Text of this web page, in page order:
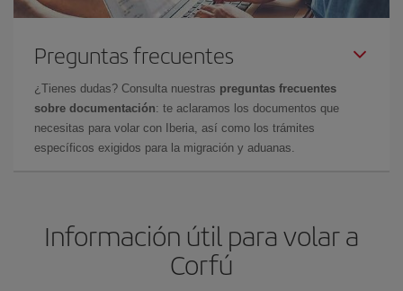
Preguntas frecuentes
¿Tienes dudas? Consulta nuestras preguntas frecuentes
sobre documentación: te aclaramos los documentos que
necesitas para volar con Iberia, así como los trámites
específicos exigidos para la migración y aduanas.
Información útil para volar a
Corfú